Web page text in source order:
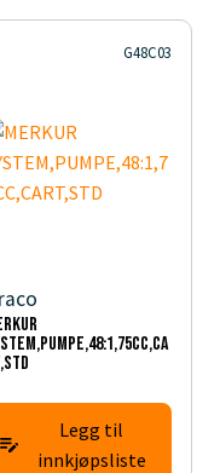
G48C03
Legg til
innkjøpsliste